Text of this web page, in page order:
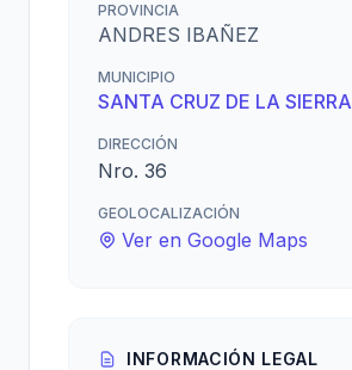
PROVINCIA
ANDRES IBAÑEZ
MUNICIPIO
SANTA CRUZ DE LA SIERRA
DIRECCIÓN
Nro. 36
GEOLOCALIZACIÓN
Ver en Google Maps
INFORMACIÓN LEGAL